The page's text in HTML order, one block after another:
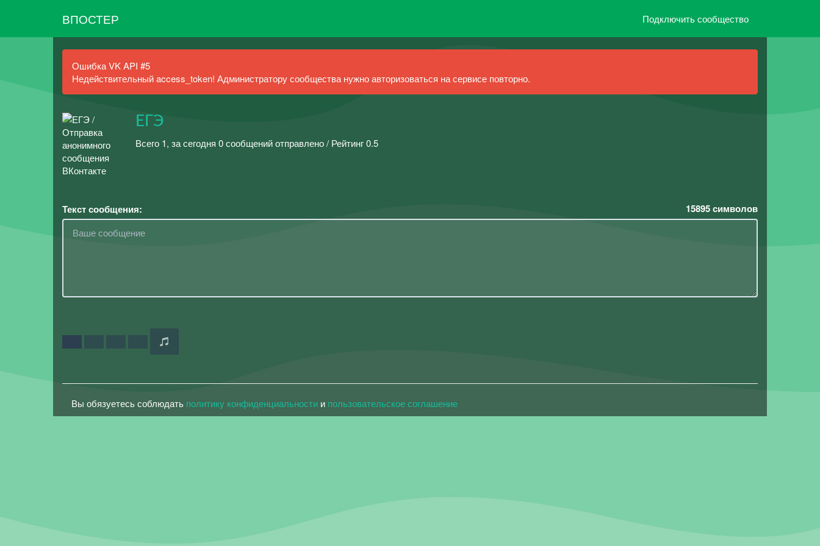
ВПОСТЕР Подключить сообщество
Ошибка VK API #5
Недействительный access_token! Администратору сообщества нужно авторизоваться на сервисе повторно.
ЕГЭ
Всего 1, за сегодня 0 сообщений отправлено / Рейтинг 0.5
Текст сообщения: 15895символов
Вы обязуетесь соблюдать политику конфиденциальности и пользовательское соглашение